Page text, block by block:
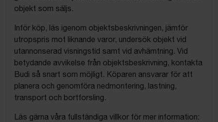
objekt som säljs.
Inför köp, läs igenom objektsbeskrivningen, jämför
utropspris mot liknande varor, undersök objekt vid
utannonserad visningstid samt vid avhämtning. Vid
betydande avvikelse från objektsbeskrivning, kontakta
Budi så snart som möjligt. Köparen ansvarar för att
planera och genomföra nedmontering, lastning,
transport och bortforsling.
Läs gärna våra fullständiga villkor för mer information: